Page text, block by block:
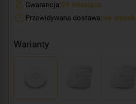
Gwarancja:24 miesiące
Przewidywana dostawa:we wtorek
Warianty